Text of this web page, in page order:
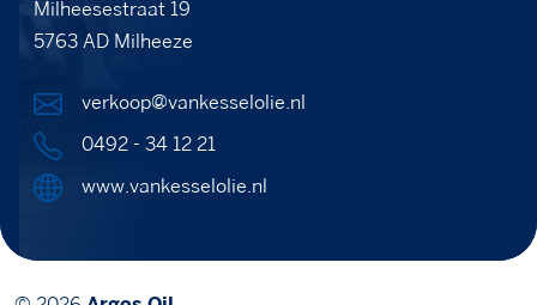
Milheesestraat 19
5763 AD Milheeze
verkoop@vankesselolie.nl
0492 - 34 12 21
www.vankesselolie.nl